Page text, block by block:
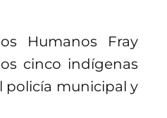
Humanos Fray
cinco indígenas
policía municipal y